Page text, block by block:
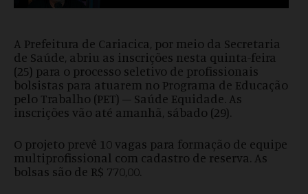
A Prefeitura de Cariacica, por meio da Secretaria
de Saúde, abriu as inscrições nesta quinta-feira
(25) para o processo seletivo de profissionais
bolsistas para atuarem no Programa de Educação
pelo Trabalho (PET) – Saúde Equidade. As
inscrições vão até amanhã, sábado (29).
O projeto prevê 10 vagas para formação de equipe
multiprofissional com cadastro de reserva. As
bolsas são de R$ 770,00.